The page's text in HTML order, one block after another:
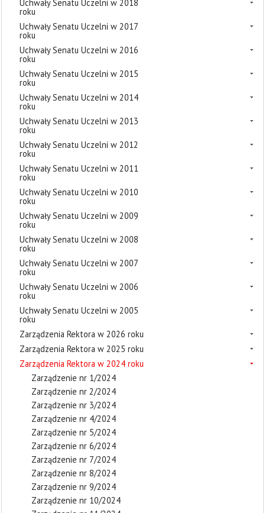
Uchwały Senatu Uczelni w 2018
roku
Uchwały Senatu Uczelni w 2017
roku
Uchwały Senatu Uczelni w 2016
roku
Uchwały Senatu Uczelni w 2015
roku
Uchwały Senatu Uczelni w 2014
roku
Uchwały Senatu Uczelni w 2013
roku
Uchwały Senatu Uczelni w 2012
roku
Uchwały Senatu Uczelni w 2011
roku
Uchwały Senatu Uczelni w 2010
roku
Uchwały Senatu Uczelni w 2009
roku
Uchwały Senatu Uczelni w 2008
roku
Uchwały Senatu Uczelni w 2007
roku
Uchwały Senatu Uczelni w 2006
roku
Uchwały Senatu Uczelni w 2005
roku
Zarządzenia Rektora w 2026 roku
Zarządzenia Rektora w 2025 roku
Zarządzenia Rektora w 2024 roku
Zarządzenie nr 1/2024
Zarządzenie nr 2/2024
Zarządzenie nr 3/2024
Zarządzenie nr 4/2024
Zarządzenie nr 5/2024
Zarządzenie nr 6/2024
Zarządzenie nr 7/2024
Zarządzenie nr 8/2024
Zarządzenie nr 9/2024
Zarządzenie nr 10/2024